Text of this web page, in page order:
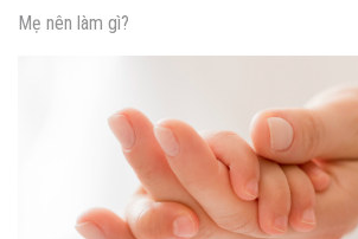
Mẹ nên làm gì?